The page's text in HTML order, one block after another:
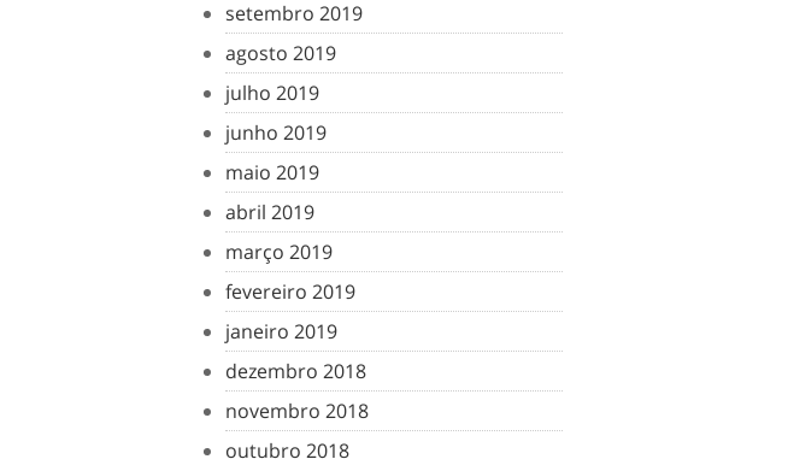
setembro 2019
agosto 2019
julho 2019
junho 2019
maio 2019
abril 2019
março 2019
fevereiro 2019
janeiro 2019
dezembro 2018
novembro 2018
outubro 2018